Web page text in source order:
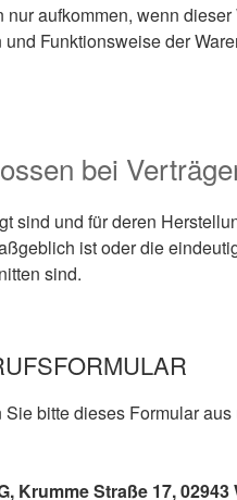
aufkommen, wenn
Funktionsweise der
bei
sind und für deren
ist oder die
sind.
bitte dieses Formular
Krumme Straße 17, 02943